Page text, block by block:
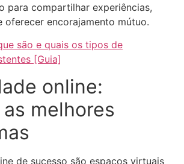
para compartilhar experiências,
oferecer encorajamento mútuo.​
são e quais os tipos de
[Guia]
online:
melhores
de sucesso são espaços virtuais